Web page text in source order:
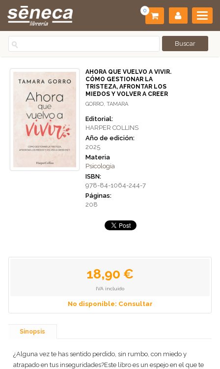
0
AHORA QUE VUELVO A VIVIR.
CÓMO GESTIONAR LA
TRISTEZA, AFRONTAR LOS
MIEDOS Y VOLVER A CREER
GORRO, TAMARA
Editorial:
HARPER COLLINS
Año de edición:
2025
Materia
Psicologia
ISBN:
978-84-1064-244-7
Páginas:
208
18,90 €
IVA incluido
No disponible: Consultar
Sinopsis
¿Alguna vez te has sentido perdido, sin rumbo, con miedo y
atrapado en tus inseguridades?Este libro es un espejo en el que te